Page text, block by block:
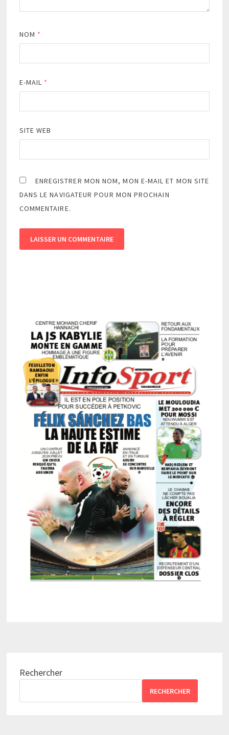
NOM *
E-MAIL *
SITE WEB
ENREGISTRER MON NOM, MON E-MAIL ET MON SITE
DANS LE NAVIGATEUR POUR MON PROCHAIN
COMMENTAIRE.
Rechercher
RECHERCHER